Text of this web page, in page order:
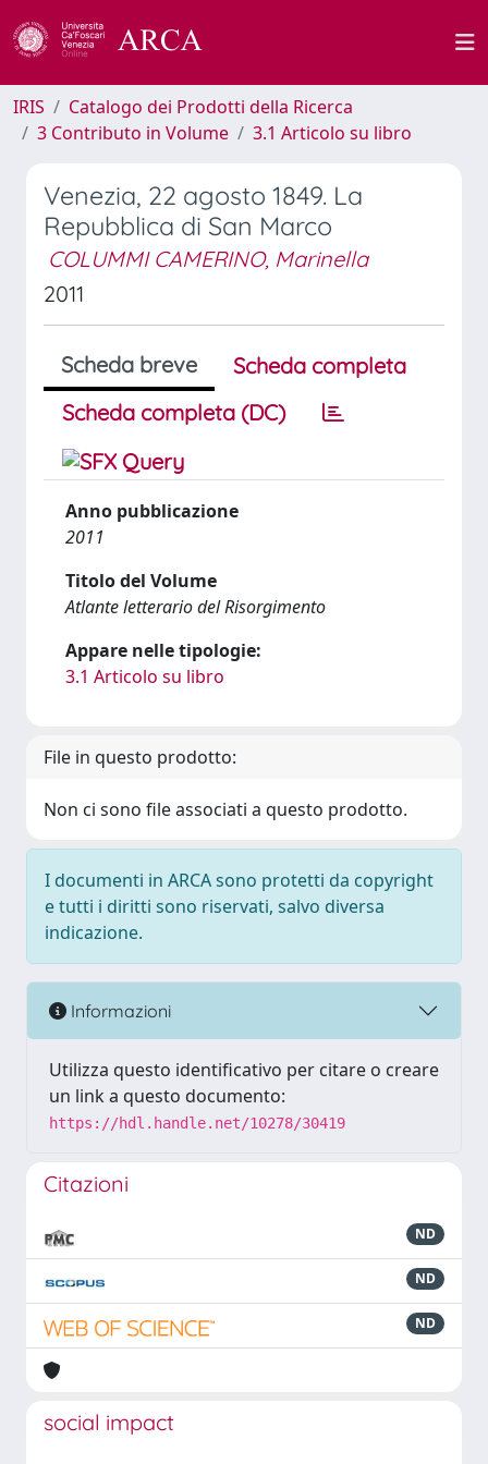
IRIS
Catalogo dei Prodotti della Ricerca
3 Contributo in Volume
3.1 Articolo su libro
Venezia, 22 agosto 1849. La
Repubblica di San Marco
COLUMMI CAMERINO, Marinella
2011
Scheda breve
Scheda completa
Scheda completa (DC)
Anno pubblicazione
2011
Titolo del Volume
Atlante letterario del Risorgimento
Appare nelle tipologie:
3.1 Articolo su libro
File in questo prodotto:
Non ci sono file associati a questo prodotto.
I documenti in ARCA sono protetti da copyright
e tutti i diritti sono riservati, salvo diversa
indicazione.
Informazioni
Utilizza questo identificativo per citare o creare
un link a questo documento:
https://hdl.handle.net/10278/30419
Citazioni
ND
ND
ND
social impact